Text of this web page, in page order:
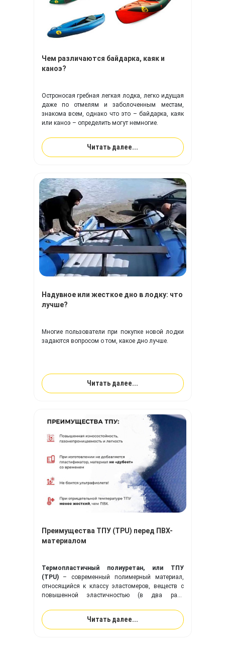
Чем различаются байдарка, каяк и
каноэ?
Остроносая гребная легкая лодка, легко идущая
даже по отмелям и заболоченным местам,
знакома всем, однако что это – байдарка, каяк
или каноэ – определить могут немногие.
Читать далее...
Надувное или жесткое дно в лодку: что
лучше?
Многие пользователи при покупке новой лодки
задаются вопросом о том, какое дно лучше.
Читать далее...
Преимущества ТПУ (TPU) перед ПВХ-
материалом
Термопластичный полиуретан, или ТПУ
(TPU)– современный полимерный материал,
относящийся к классу эластомеров, веществ с
повышенной эластичностью (в два раза
идеально подходит для изготовления надувного
оборудования, и превосходит привычную ПВХ-
ткань по многим ключевым показателям.
Читать далее...